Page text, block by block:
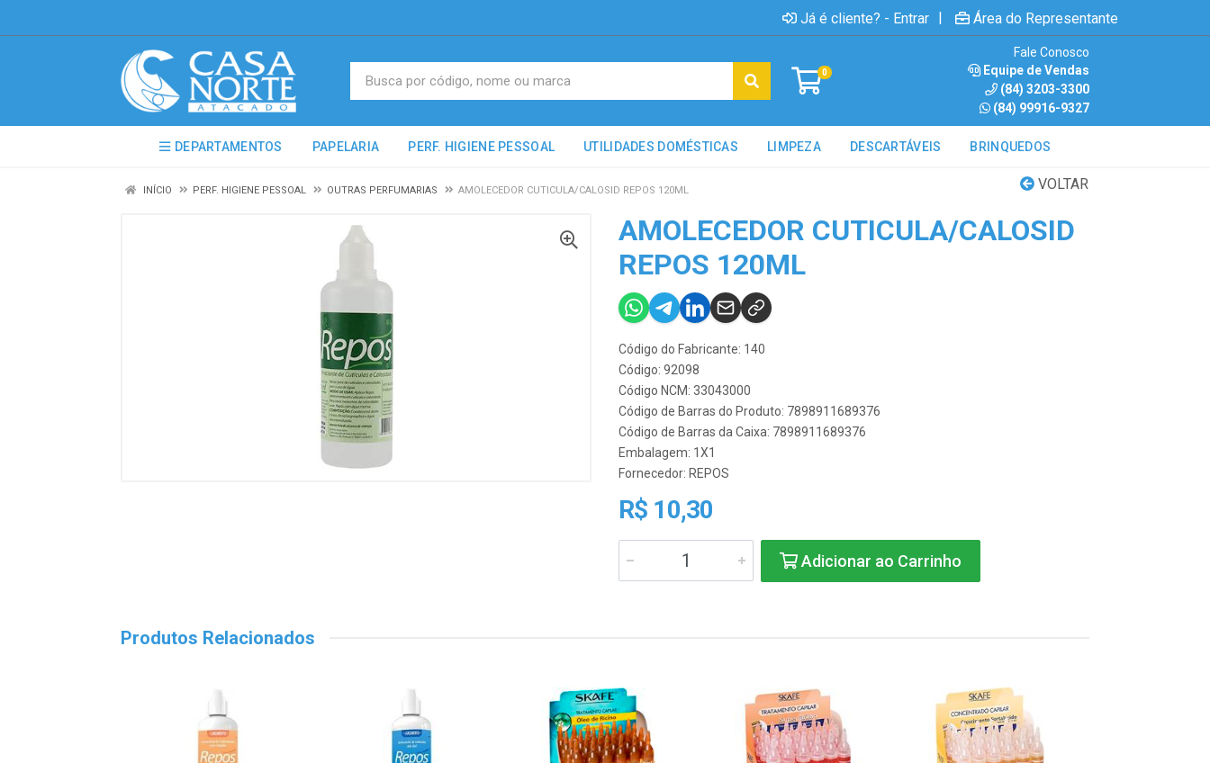
Já é cliente? - Entrar | Área do Representante
0
Fale Conosco
Equipe de Vendas
(84) 3203-3300
(84) 99916-9327
DEPARTAMENTOS PAPELARIA PERF. HIGIENE PESSOAL UTILIDADES DOMÉSTICAS LIMPEZA DESCARTÁVEIS BRINQUEDOS
VOLTAR
INÍCIO PERF. HIGIENE PESSOAL OUTRAS PERFUMARIAS AMOLECEDOR CUTICULA/CALOSID REPOS 120ML
AMOLECEDOR CUTICULA/CALOSID
REPOS 120ML
Código do Fabricante: 140
Código: 92098
Código NCM: 33043000
Código de Barras do Produto: 7898911689376
Código de Barras da Caixa: 7898911689376
Embalagem: 1X1
Fornecedor: REPOS
R$ 10,30
Adicionar ao Carrinho
Produtos Relacionados